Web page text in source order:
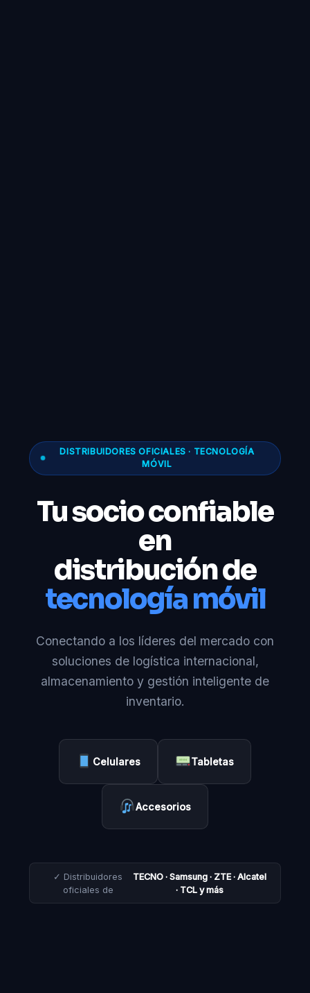
DISTRIBUIDORES OFICIALES · TECNOLOGÍA
MÓVIL
Tu socio confiable
en
distribución de
tecnología móvil
Conectando a los líderes del mercado con
soluciones de logística internacional,
almacenamiento y gestión inteligente de
inventario.
Celulares Tabletas
Accesorios
✓ Distribuidores
oficiales de
TECNO · Samsung · ZTE · Alcatel
· TCL y más